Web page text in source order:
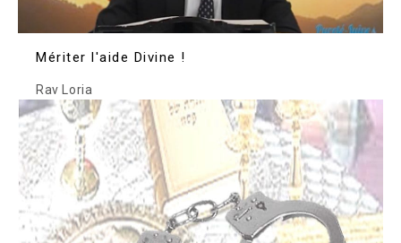
Mériter l'aide Divine !
Rav Loria